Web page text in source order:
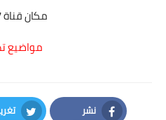
مكان قناة TEST 7
مواضيع
نشر